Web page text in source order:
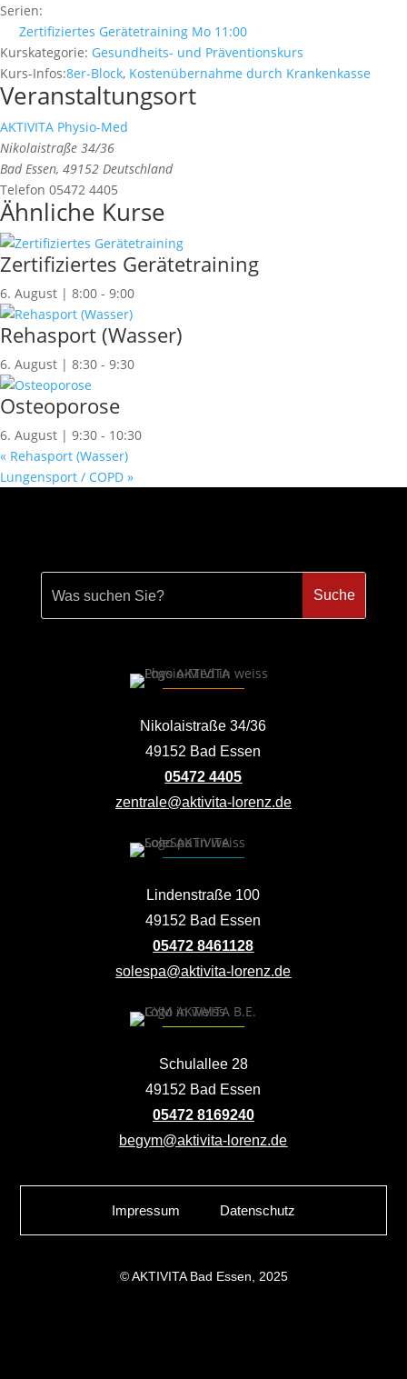
Serien:
Zertifiziertes Gerätetraining Mo 11:00
Kurskategorie: Gesundheits- und Präventionskurs
Kurs-Infos:8er-Block, Kostenübernahme durch Krankenkasse
Veranstaltungsort
AKTIVITA Physio-Med
Nikolaistraße 34/36
Bad Essen, 49152 Deutschland
Telefon 05472 4405
Ähnliche Kurse
Zertifiziertes Gerätetraining
6. August | 8:00 - 9:00
Rehasport (Wasser)
6. August | 8:30 - 9:30
Osteoporose
6. August | 9:30 - 10:30
« Rehasport (Wasser)
Lungensport / COPD »
Nikolaistraße 34/36
49152 Bad Essen
05472 4405
zentrale@aktivita-lorenz.de
Lindenstraße 100
49152 Bad Essen
05472 8461128
solespa@aktivita-lorenz.de
Schulallee 28
49152 Bad Essen
05472 8169240
begym@aktivita-lorenz.de
Impressum Datenschutz
© AKTIVITA Bad Essen, 2025